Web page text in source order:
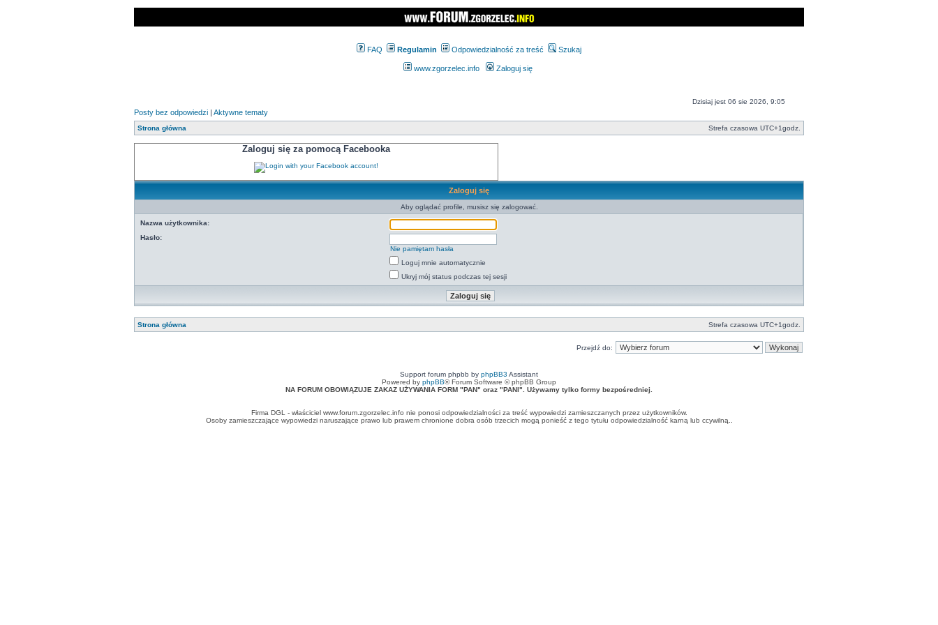
FAQ Regulamin Odpowiedzialność za treść Szukaj
www.zgorzelec.info Zaloguj się
Dzisiaj jest 06 sie 2026, 9:05
Posty bez odpowiedzi | Aktywne tematy
Strona główna Strefa czasowa UTC+1godz.
Zaloguj się za pomocą Facebooka
Zaloguj się
Aby oglądać profile, musisz się zalogować.
Nazwa użytkownika:
Hasło:
Nie pamiętam hasła
Loguj mnie automatycznie
Ukryj mój status podczas tej sesji
Strona główna Strefa czasowa UTC+1godz.
Przejdź do:
Support forum phpbb by phpBB3 Assistant
Powered by phpBB® Forum Software © phpBB Group
NA FORUM OBOWIĄZUJE ZAKAZ UŻYWANIA FORM "PAN" oraz "PANI". Używamy tylko formy bezpośredniej.
Firma DGL - właściciel www.forum.zgorzelec.info nie ponosi odpowiedzialności za treść wypowiedzi zamieszczanych przez użytkowników.
Osoby zamieszczające wypowiedzi naruszające prawo lub prawem chronione dobra osób trzecich mogą ponieść z tego tytułu odpowiedzialność karną lub ccywilną..